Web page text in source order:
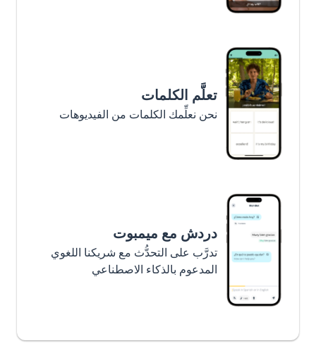
تعلَّم الكلمات
نحن نعلِّمك الكلمات من الفيديوهات
دردش مع ميمبوت
تدرَّب على التحدُّث مع شريكنا اللغوي
المدعوم بالذكاء الاصطناعي